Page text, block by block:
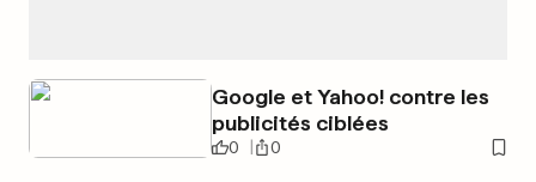
Google et Yahoo! contre les
publicités ciblées
0 0